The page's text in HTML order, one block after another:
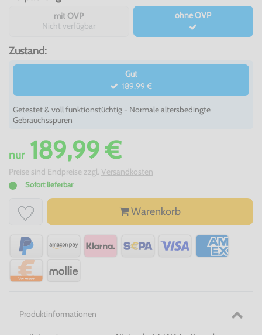
mit OVP
Nicht verfügbar
ohne OVP
Zustand:
Gut
189,99 €
Getestet & voll funktionstüchtig - Normale altersbedingte
Gebrauchsspuren
nur189,99 €
Preise sind Endpreise zzgl. Versandkosten
Sofort lieferbar
Warenkorb
Produktinformationen